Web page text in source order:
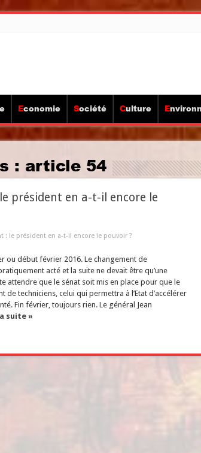
Economie Société Culture
: article 54
président en a-t-il encore le
: le président en a-t-il encore le pouvoir ?
ou début février 2016. Le changement de
acté et la suite ne devait être qu’une
attendre que le sénat soit mis en place pour que le
de techniciens, celui qui permettra à l’Etat d’accélérer
Fin février, toujours rien. Le général Jean
suite »